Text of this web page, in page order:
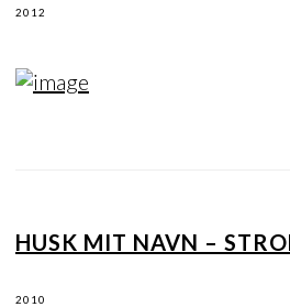
2012
HUSK MIT NAVN –
2010